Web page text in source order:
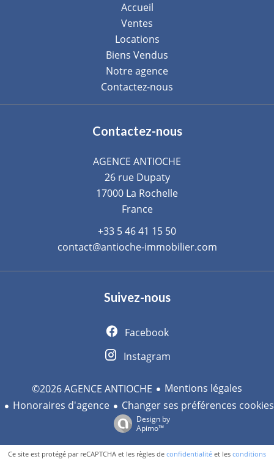
Accueil
Ventes
Locations
Biens Vendus
Notre agence
Contactez-nous
Contactez-nous
AGENCE ANTIOCHE
26 rue Dupaty
17000 La Rochelle
France
+33 5 46 41 15 50
contact@antioche-immobilier.com
Suivez-nous
Facebook
Instagram
©2026 AGENCE ANTIOCHE
Mentions légales
Honoraires d'agence
Changer ses préférences cookies
Design by
Apimo™
Ce site est protégé par reCAPTCHA et les règles de confidentialité et les conditions